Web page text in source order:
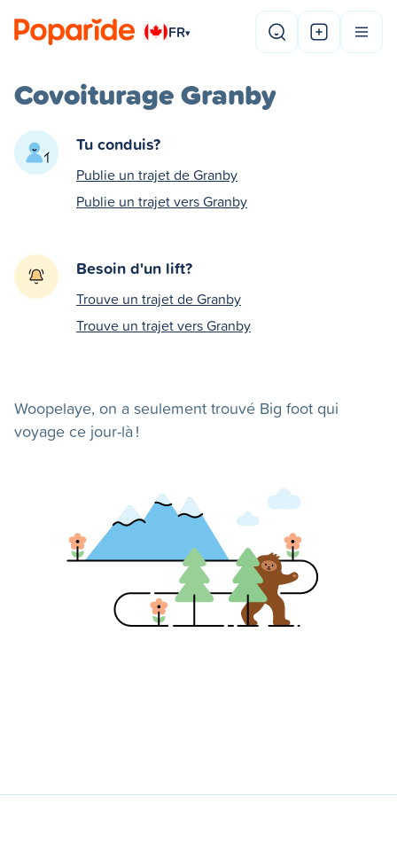
FR▾
Covoiturage Granby
Tu conduis?
Publie un trajet de Granby
Publie un trajet vers Granby
Besoin d'un lift?
Trouve un trajet de Granby
Trouve un trajet vers Granby
Woopelaye, on a seulement trouvé Big foot qui
voyage ce jour-là !